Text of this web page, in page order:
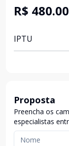
R$
IPTU
Proposta
Preencha os
especialistas